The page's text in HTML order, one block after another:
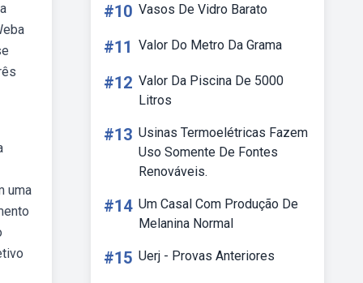
uma
#10 Vasos De Vidro Barato
#11 Valor Do Metro Da Grama
#12 Valor Da Piscina De 5000
Litros
#13 Usinas Termoelétricas Fazem
Uso Somente De Fontes
Renováveis.
#14 Um Casal Com Produção De
Melanina Normal
#15 Uerj - Provas Anteriores